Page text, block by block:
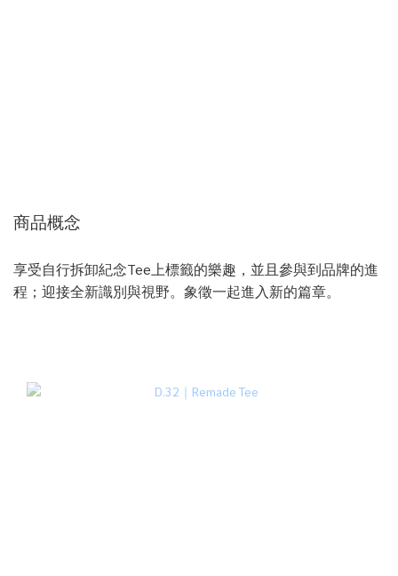
商品概念
享受自行拆卸紀念Tee上標籤的樂趣，並且參與到品牌的進
程；迎接全新識別與視野。象徵一起進入新的篇章。